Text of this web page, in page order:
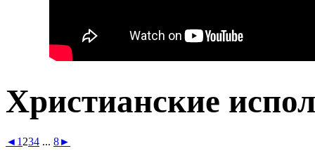
Христианские
◄ 1 234 ... 8►